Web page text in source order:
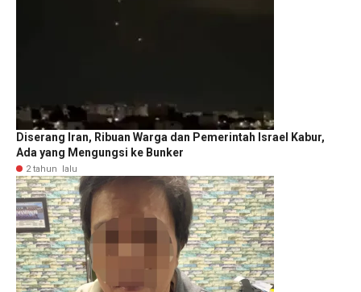
Diserang Iran, Ribuan Warga dan Pemerintah Israel Kabur,
Ada yang Mengungsi ke Bunker
2 tahun lalu